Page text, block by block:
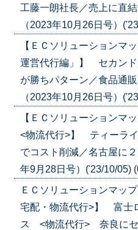
工藤一朗社長／売上に直
（2023年10月26日号）
【ＥＣソリューションマ
運営代行編」】 セカンド
が勝ちパターン／食品通
（2023年10月26日号）
【ＥＣソリューション
<物流代行>】 ティーラ
でコスト削減／名古屋に
年9月28日号）('23/10/05)
ＥＣソリューションマ
宅配・物流代行>】 富士
ス <物流代行> 奈良にセ